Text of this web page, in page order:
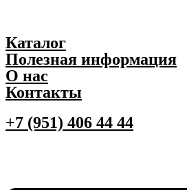
Каталог
Полезная информация
О нас
Контакты
+7 (951) 406 44 44